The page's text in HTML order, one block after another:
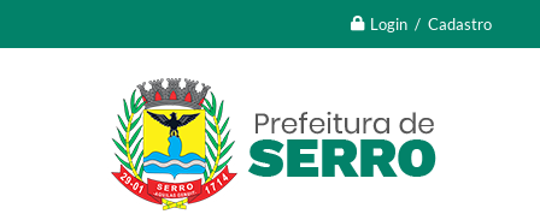
Login / Cadastro